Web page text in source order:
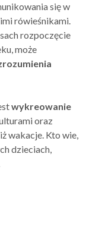
się w
rówieśnikami.
rozpoczęcie
może
wykreowanie
oraz
wakacje. Kto wie,
dzieciach,